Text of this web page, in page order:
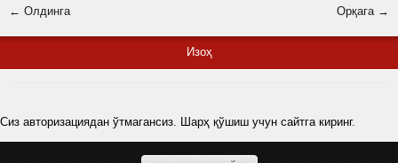
← Олдинга
Орқага →
Изоҳ
Сиз авторизациядан ўтмагансиз. Шарҳ қўшиш учун сайтга киринг.